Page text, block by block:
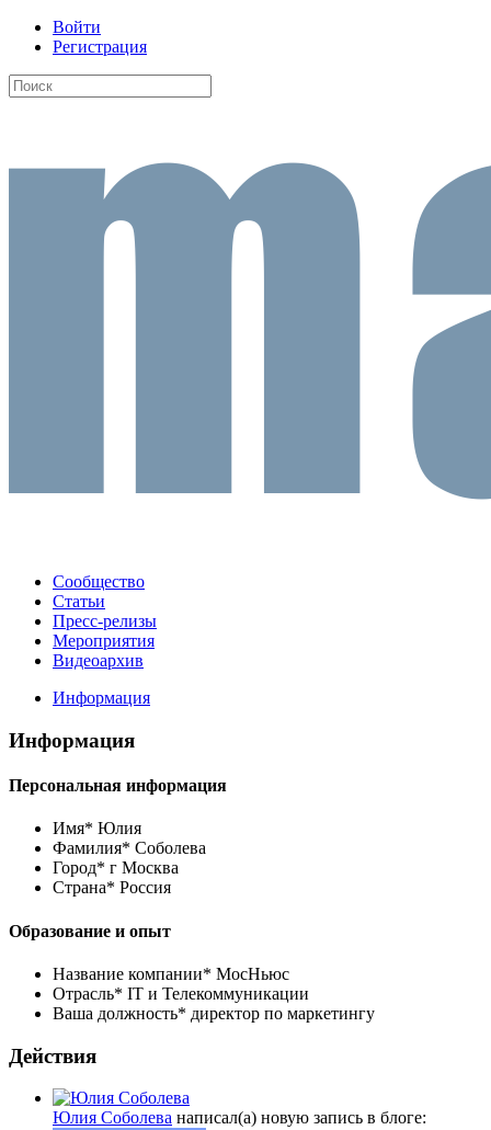
Войти
Регистрация
Сообщество
Статьи
Пресс-релизы
Мероприятия
Видеоархив
Информация
Информация
Персональная информация
Имя* Юлия
Фамилия* Соболева
Город* г Москва
Страна* Россия
Образование и опыт
Название компании* МосНьюс
Отрасль* IT и Телекоммуникации
Ваша должность* директор по маркетингу
Действия
Юлия Соболева написал(а) новую запись в блоге: